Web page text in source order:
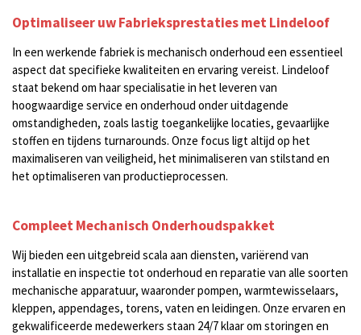
Optimaliseer uw Fabrieksprestaties met Lindeloof
In een werkende fabriek is mechanisch onderhoud een essentieel
aspect dat specifieke kwaliteiten en ervaring vereist. Lindeloof
staat bekend om haar specialisatie in het leveren van
hoogwaardige service en onderhoud onder uitdagende
omstandigheden, zoals lastig toegankelijke locaties, gevaarlijke
stoffen en tijdens turnarounds. Onze focus ligt altijd op het
maximaliseren van veiligheid, het minimaliseren van stilstand en
het optimaliseren van productieprocessen.
Compleet Mechanisch Onderhoudspakket
Wij bieden een uitgebreid scala aan diensten, variërend van
installatie en inspectie tot onderhoud en reparatie van alle soorten
mechanische apparatuur, waaronder pompen, warmtewisselaars,
kleppen, appendages, torens, vaten en leidingen. Onze ervaren en
gekwalificeerde medewerkers staan 24/7 klaar om storingen en